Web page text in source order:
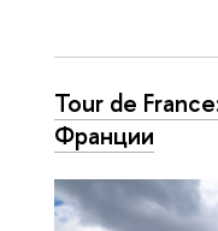
Tour de
Франции